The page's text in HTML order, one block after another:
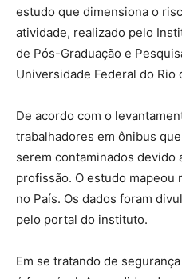
estudo que dimensiona o
atividade, realizado pelo
de Pós-Graduação e
Universidade Federal do Rio
De acordo com o
trabalhadores em ônibus
serem contaminados devido
profissão. O estudo mapeou
no País. Os dados foram
pelo portal do instituto.
Em se tratando de